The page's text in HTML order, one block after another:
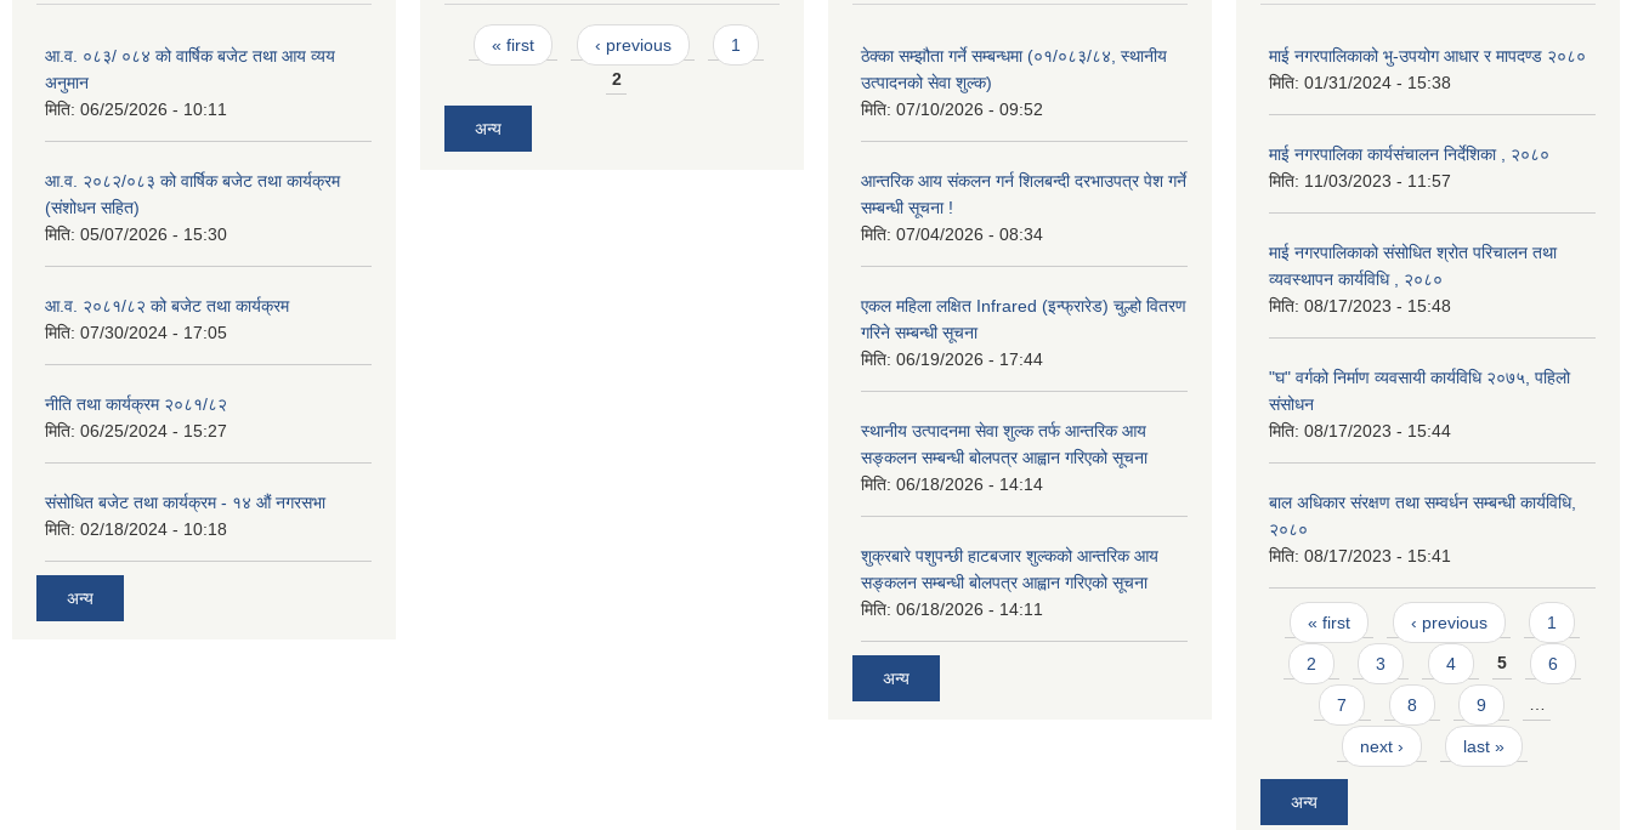
आ.व. ०८३/ ०८४ को वार्षिक बजेट तथा आय व्यय
अनुमान
मिति: 06/25/2026 - 10:11
आ.व. २०८२/०८३ को वार्षिक बजेट तथा कार्यक्रम
(संशोधन सहित)
मिति: 05/07/2026 - 15:30
आ.व. २०८१/८२ को बजेट तथा कार्यक्रम
मिति: 07/30/2024 - 17:05
नीति तथा कार्यक्रम २०८१/८२
मिति: 06/25/2024 - 15:27
संसोधित बजेट तथा कार्यक्रम - १४ औं नगरसभा
मिति: 02/18/2024 - 10:18
अन्य
Pages
« first ‹ previous
1
2
अन्य
ठेक्का सम्झौता गर्ने सम्बन्धमा (०१/०८३/८४, स्थानीय
उत्पादनको सेवा शुल्क)
मिति: 07/10/2026 - 09:52
आन्तरिक आय संकलन गर्न शिलबन्दी दरभाउपत्र पेश गर्ने
सम्बन्धी सूचना !
मिति: 07/04/2026 - 08:34
एकल महिला लक्षित Infrared (इन्फ्रारेड) चुल्हो वितरण
गरिने सम्बन्धी सूचना
मिति: 06/19/2026 - 17:44
स्थानीय उत्पादनमा सेवा शुल्क तर्फ आन्तरिक आय
सङ्कलन सम्बन्धी बोलपत्र आह्वान गरिएको सूचना
मिति: 06/18/2026 - 14:14
शुक्रबारे पशुपन्छी हाटबजार शुल्कको आन्तरिक आय
सङ्कलन सम्बन्धी बोलपत्र आह्वान गरिएको सूचना
मिति: 06/18/2026 - 14:11
अन्य
माई नगरपालिकाको भु-उपयोग आधार र मापदण्ड २०८०
मिति: 01/31/2024 - 15:38
माई नगरपालिका कार्यसंचालन निर्देशिका , २०८०
मिति: 11/03/2023 - 11:57
माई नगरपालिकाको संसोधित श्रोत परिचालन तथा
व्यवस्थापन कार्यविधि , २०८०
मिति: 08/17/2023 - 15:48
"घ" वर्गको निर्माण व्यवसायी कार्यविधि २०७५, पहिलो
संसोधन
मिति: 08/17/2023 - 15:44
बाल अधिकार संरक्षण तथा सम्वर्धन सम्बन्धी कार्यविधि,
२०८०
मिति: 08/17/2023 - 15:41
Pages
« first ‹ previous 1
2 3 4 5 6
7 8 9 …
next › last »
अन्य